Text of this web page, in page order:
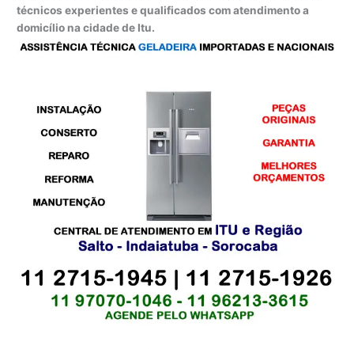
técnicos experientes e qualificados com atendimento a
domicílio na cidade de Itu.